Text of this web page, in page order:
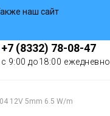
+7 (8332) 78-08-47
с 9:00 до18:00 ежедневно
12V 5mm 6.5 W/m
наш сайт